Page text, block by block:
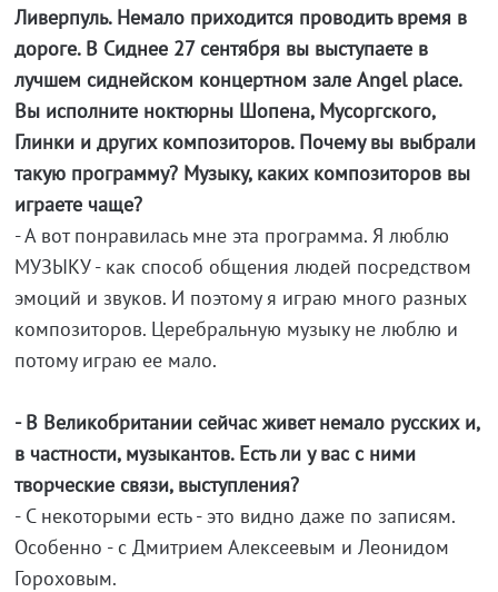
Ливерпуль. Немало приходится проводить время в
дороге. В Сиднее 27 сентября вы выступаете в
лучшем сиднейском концертном зале Angel place.
Вы исполните ноктюрны Шопена, Мусоргского,
Глинки и других композиторов. Почему вы выбрали
такую программу? Музыку, каких композиторов вы
играете чаще?
- А вот понравилась мне эта программа. Я люблю
МУЗЫКУ - как способ общения людей посредством
эмоций и звуков. И поэтому я играю много разных
композиторов. Церебральную музыку не люблю и
потому играю ее мало.
- В Великобритании сейчас живет немало русских и,
в частности, музыкантов. Есть ли у вас с ними
творческие связи, выступления?
- С некоторыми есть - это видно даже по записям.
Особенно - с Дмитрием Алексеевым и Леонидом
Гороховым.